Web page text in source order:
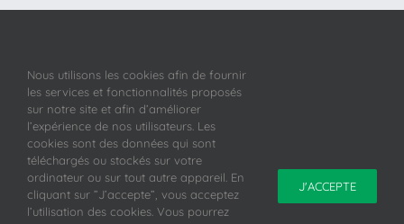
Copyright 2019 FRGS Clunisois |Conditions générales de vente
Nous utilisons les cookies afin de fournir
les services et fonctionnalités proposés
sur notre site et afin d’améliorer
l’expérience de nos utilisateurs. Les
cookies sont des données qui sont
téléchargés ou stockés sur votre
ordinateur ou sur tout autre appareil. En
cliquant sur ”J’accepte”, vous acceptez
l’utilisation des cookies. Vous pourrez
J'ACCEPTE